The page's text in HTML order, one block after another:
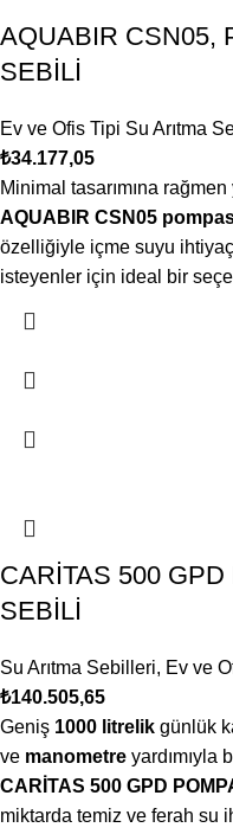
AQUABIR CSN05,
SEBİLİ
Ev ve Ofis Tipi Su Arıtma
₺34.177,05
Minimal tasarımına
AQUABIR CSN05
özelliğiyle içme suyu
isteyenler için ideal bir
CARİTAS 500
SEBİLİ
Su Arıtma Sebilleri, Ev ve
₺140.505,65
Geniş 1000 litrelik günlük
ve manometre yardımıyla
CARİTAS 500 GPD
miktarda temiz ve ferah su